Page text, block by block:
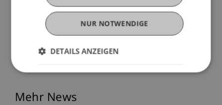
Mehr News
NUR NOTWENDIGE
DETAILS ANZEIGEN